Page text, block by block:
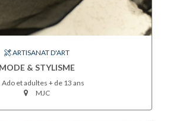
ARTISANAT D'ART
MODE & STYLISME
Ado et adultes + de 13 ans
MJC